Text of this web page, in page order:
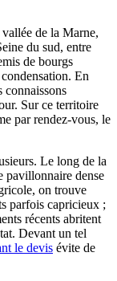
de la Marne,
du sud, entre
de bourgs
En
connaissons
Sur ce territoire
par rendez-vous, le
Le long de la
pavillonnaire dense
on trouve
parfois capricieux ;
récents abritent
Devant un tel
le devis évite de